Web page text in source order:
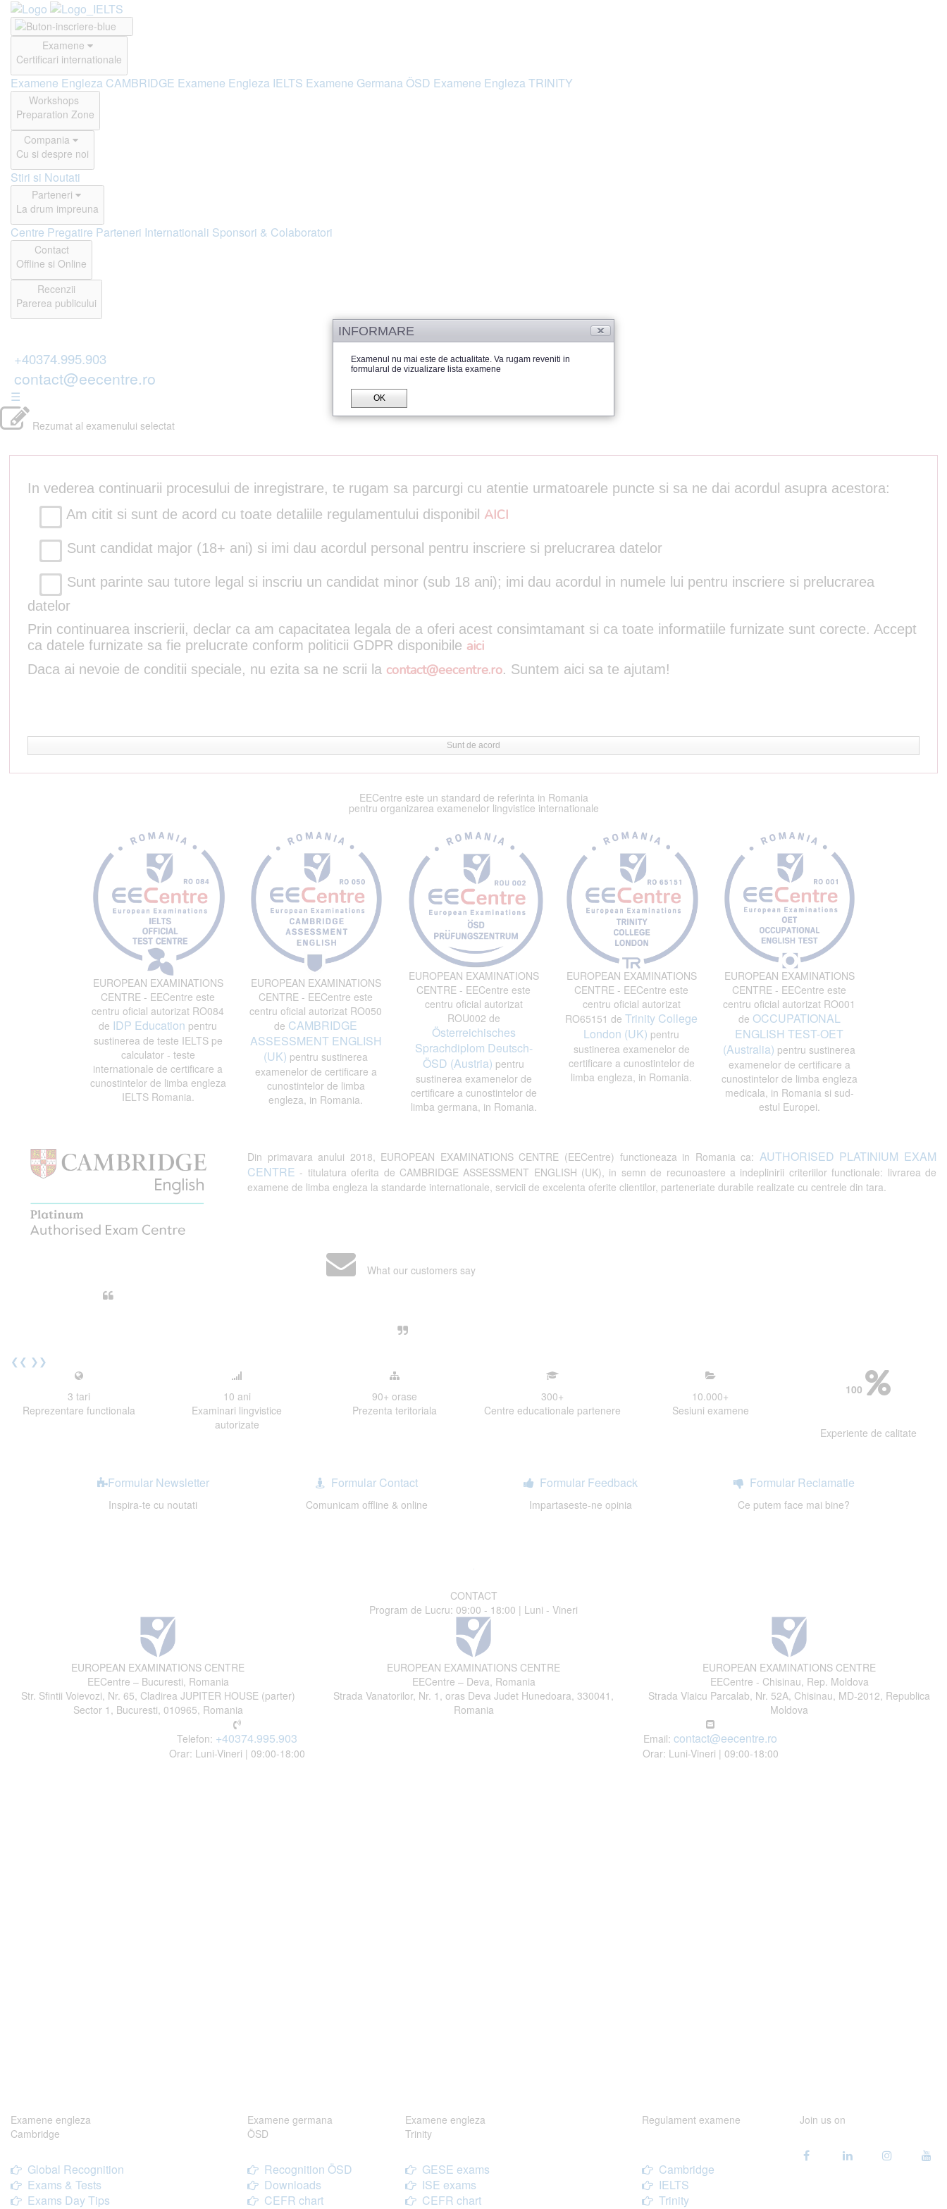
Examene
Certificari internationale
Examene Engleza CAMBRIDGE Examene Engleza IELTS Examene Germana ÖSD Examene Engleza TRINITY
Workshops
Preparation Zone
Compania
Cu si despre noi
Stiri si Noutati
Parteneri
La drum impreuna
Centre Pregatire Parteneri Internationali Sponsori & Colaboratori
Contact
Offline si Online
Recenzii
Parerea publicului
+40374.995.903
contact@eecentre.ro
☰
Rezumat al examenului selectat
In vederea continuarii procesului de inregistrare, te rugam sa parcurgi cu atentie urmatoarele puncte si sa ne dai acordul asupra acestora:
Am citit si sunt de acord cu toate detaliile regulamentului disponibil AICI
Sunt candidat major (18+ ani) si imi dau acordul personal pentru inscriere si prelucrarea datelor
Sunt parinte sau tutore legal si inscriu un candidat minor (sub 18 ani); imi dau acordul in numele lui pentru inscriere si prelucrarea
datelor
Prin continuarea inscrierii, declar ca am capacitatea legala de a oferi acest consimtamant si ca toate informatiile furnizate sunt corecte. Accept
ca datele furnizate sa fie prelucrate conform politicii GDPR disponibile aici
Daca ai nevoie de conditii speciale, nu ezita sa ne scrii la contact@eecentre.ro. Suntem aici sa te ajutam!
Sunt de acord
EECentre este un standard de referinta in Romania
pentru organizarea examenelor lingvistice internationale
EUROPEAN EXAMINATIONS
CENTRE - EECentre este
centru oficial autorizat RO084
de IDP Education pentru
sustinerea de teste IELTS pe
calculator - teste
internationale de certificare a
cunostintelor de limba engleza
IELTS Romania.
EUROPEAN EXAMINATIONS
CENTRE - EECentre este
centru oficial autorizat RO050
de CAMBRIDGE
ASSESSMENT ENGLISH
(UK) pentru sustinerea
examenelor de certificare a
cunostintelor de limba
engleza, in Romania.
EUROPEAN EXAMINATIONS
CENTRE - EECentre este
centru oficial autorizat
ROU002 de
Österreichisches
Sprachdiplom Deutsch-
ÖSD (Austria) pentru
sustinerea examenelor de
certificare a cunostintelor de
limba germana, in Romania.
EUROPEAN EXAMINATIONS
CENTRE - EECentre este
centru oficial autorizat
RO65151 de Trinity College
London (UK) pentru
sustinerea examenelor de
certificare a cunostintelor de
limba engleza, in Romania.
EUROPEAN EXAMINATIONS
CENTRE - EECentre este
centru oficial autorizat RO001
de OCCUPATIONAL
ENGLISH TEST-OET
(Australia) pentru sustinerea
examenelor de certificare a
cunostintelor de limba engleza
medicala, in Romania si sud-
estul Europei.
Din primavara anului 2018, EUROPEAN EXAMINATIONS CENTRE (EECentre) functioneaza in Romania ca: AUTHORISED PLATINIUM EXAM
CENTRE - titulatura oferita de CAMBRIDGE ASSESSMENT ENGLISH (UK), in semn de recunoastere a indeplinirii criteriilor functionale: livrarea de
examene de limba engleza la standarde internationale, servicii de excelenta oferite clientilor, parteneriate durabile realizate cu centrele din tara.
What our customers say
cu nerabdare urmatoarea sesiune de examinare.
❮❮ ❯❯
3 tari
Reprezentare functionala
10 ani
Examinari lingvistice
autorizate
90+ orase
Prezenta teritoriala
300+
Centre educationale partenere
10.000+
Sesiuni examene
100
Experiente de calitate
Formular Newsletter
Inspira-te cu noutati
Formular Contact
Comunicam offline & online
Formular Feedback
Impartaseste-ne opinia
Formular Reclamatie
Ce putem face mai bine?
CONTACT
Program de Lucru: 09:00 - 18:00 | Luni - Vineri
EUROPEAN EXAMINATIONS CENTRE
EECentre – Bucuresti, Romania
Str. Sfintii Voievozi, Nr. 65, Cladirea JUPITER HOUSE (parter)
Sector 1, Bucuresti, 010965, Romania
EUROPEAN EXAMINATIONS CENTRE
EECentre – Deva, Romania
Strada Vanatorilor, Nr. 1, oras Deva Judet Hunedoara, 330041,
Romania
EUROPEAN EXAMINATIONS CENTRE
EECentre - Chisinau, Rep. Moldova
Strada Vlaicu Parcalab, Nr. 52A, Chisinau, MD-2012, Republica
Moldova
Telefon: +40374.995.903
Orar: Luni-Vineri | 09:00-18:00
Email: contact@eecentre.ro
Orar: Luni-Vineri | 09:00-18:00
Examene engleza
Cambridge
Global Recognition
Exams & Tests
Exams Day Tips
Examene germana
ÖSD
Recognition ÖSD
Downloads
CEFR chart
Examene engleza
Trinity
GESE exams
ISE exams
CEFR chart
Regulament examene
Cambridge
IELTS
Trinity
Join us on
INFORMARE
Examenul nu mai este de actualitate. Va rugam reveniti in
formularul de vizualizare lista examene
OK